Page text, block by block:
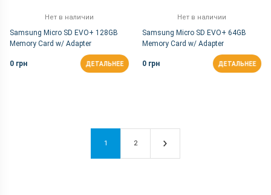
Нет в наличии
Samsung Micro SD EVO+ 128GB
Memory Card w/ Adapter
0 грн ДЕТАЛЬНЕЕ
Нет в наличии
Samsung Micro SD EVO+ 64GB
Memory Card w/ Adapter
0 грн ДЕТАЛЬНЕЕ
1 2